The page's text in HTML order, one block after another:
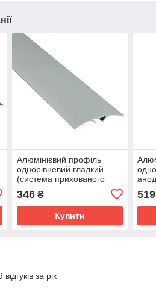
Алюмінієвий профіль
однорівневий гладкий
(система прихованого
кріплення) анодований 40
мм х 1.8 м срібло
346₴
Купити
519
за рік